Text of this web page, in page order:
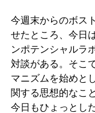
今週末からのボス
せたところ、今日
ンポテンシャルラ
対談がある。そこ
マニズムを始めと
関する思想的なこ
今日もひょっとし